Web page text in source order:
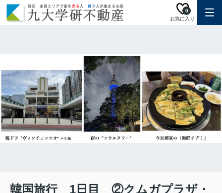
お気に入り
0
韓国旅行 1日目 ②クムガプラザ・